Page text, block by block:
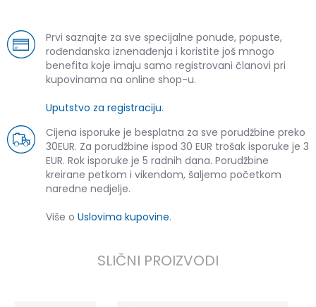
Prvi saznajte za sve specijalne ponude, popuste,
rođendanska iznenađenja i koristite još mnogo
benefita koje imaju samo registrovani članovi pri
kupovinama na online shop-u.
Uputstvo za registraciju.
Cijena isporuke je besplatna za sve porudžbine preko
30EUR. Za porudžbine ispod 30 EUR trošak isporuke je 3
EUR. Rok isporuke je 5 radnih dana. Porudžbine
kreirane petkom i vikendom, šaljemo početkom
naredne nedjelje.
Više o Uslovima kupovine.
SLIČNI PROIZVODI